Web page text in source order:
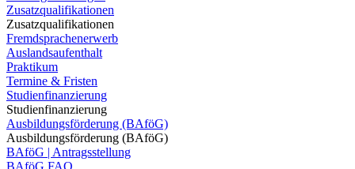
Zusatzqualifikationen
Zusatzqualifikationen
Fremdsprachenerwerb
Auslandsaufenthalt
Praktikum
Termine & Fristen
Studienfinanzierung
Studienfinanzierung
Ausbildungsförderung (BAföG)
Ausbildungsförderung (BAföG)
BAföG | Antragsstellung
BAföG FAQ